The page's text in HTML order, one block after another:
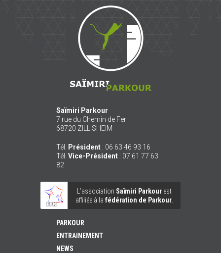
Saïmiri
Parkour
Saïmiri Parkour
7 rue du Chemin de Fer
68720 ZILLISHEIM
Tél. Président : 06 63 46 93 16
Tél. Vice-Président : 07 61 77 63
82
L’association Saïmiri Parkourest
affiliée à la fédération de Parkour.
PARKOUR
ENTRAINEMENT
NEWS